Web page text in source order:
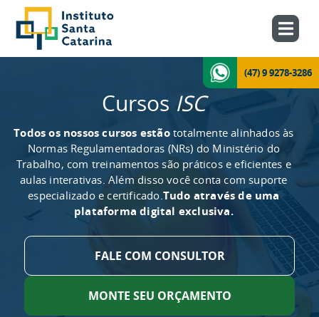
(47) 9 9278-3286
Cursos ISC
Todos os nossos cursos estãototalmente alinhados às
Normas Regulamentadoras (NRs) do Ministério do
Trabalho, com treinamentos são práticos e eficientes e
aulas interativas. Além disso você conta com suporte
especializado e certificado.Tudo através de uma
plataforma digital exclusiva.
FALE COM CONSULTOR
MONTE SEU ORÇAMENTO